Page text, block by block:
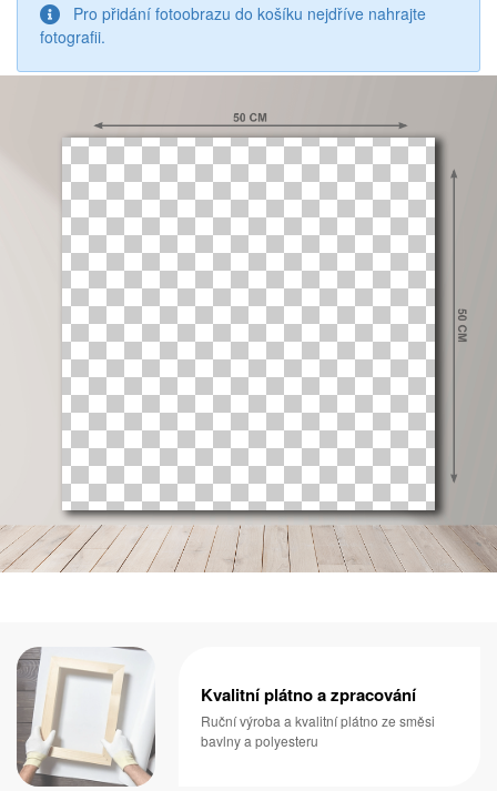
Pro přidání fotoobrazu do košíku nejdříve nahrajte
fotografii.
Kvalitní plátno a zpracování
Ruční výroba a kvalitní plátno ze směsi
bavlny a polyesteru